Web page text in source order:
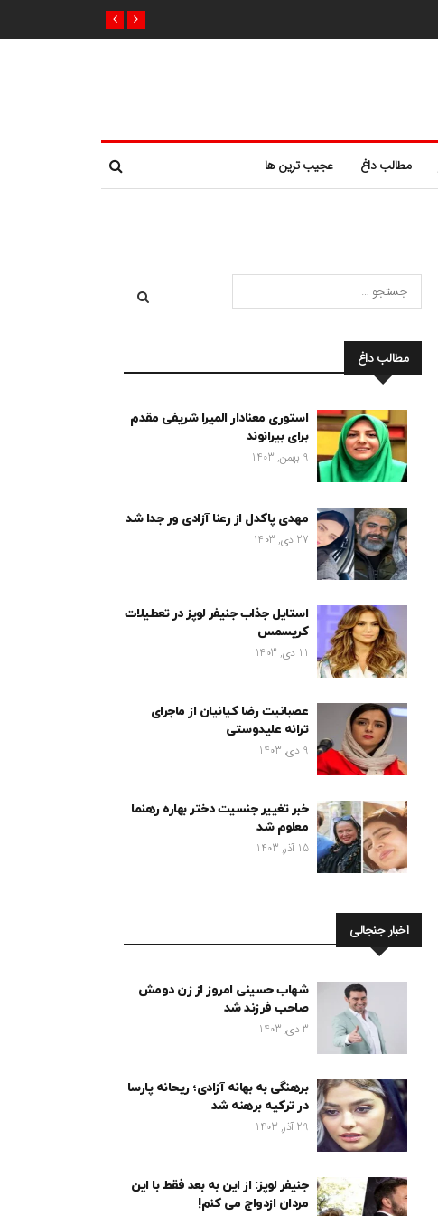
مطالب داغ عجیب ترین ها
مطالب داغ
استوری معنادار المیرا شریفی مقدم
برای بیرانوند
9 بهمن, 1403
مهدی پاکدل از رعنا آزادی ور جدا شد
27 دی, 1403
استایل جذاب جنیفر لوپز در تعطیلات
کریسمس
11 دی, 1403
عصبانیت رضا کیانیان از ماجرای
ترانه علیدوستی
9 دی, 1403
خبر تغییر جنسیت دختر بهاره رهنما
معلوم شد
15 آذر, 1403
اخبار جنجالی
شهاب حسینی امروز از زن دومش
صاحب فرزند شد
3 دی, 1403
برهنگی به بهانه آزادی؛ ریحانه پارسا
در ترکیه برهنه شد
29 آذر, 1403
جنیفر لوپز: از این به بعد فقط با این
مردان ازدواج می کنم!